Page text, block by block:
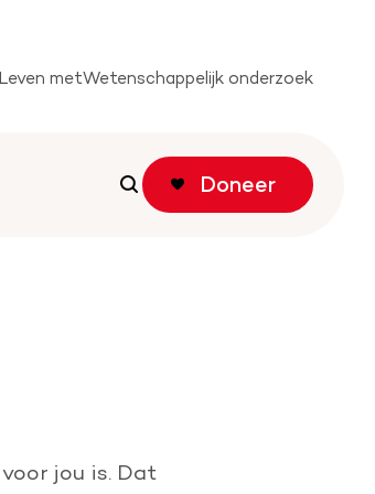
Leven metWetenschappelijk onderzoek
Zoeken
Doneer
jou is. Dat